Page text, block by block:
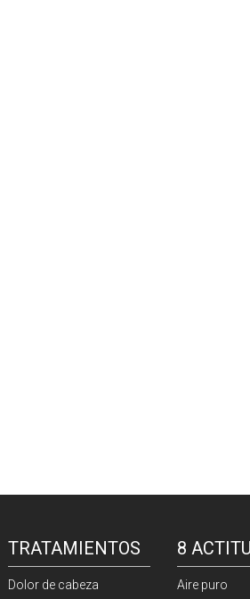
TRATAMIENTOS
Dolor de cabeza
8
Aire puro